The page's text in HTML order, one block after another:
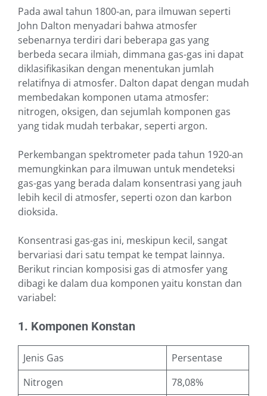
Pada awal tahun 1800-an, para ilmuwan seperti
John Dalton menyadari bahwa atmosfer
sebenarnya terdiri dari beberapa gas yang
berbeda secara ilmiah, dimmana gas-gas ini dapat
diklasifikasikan dengan menentukan jumlah
relatifnya di atmosfer. Dalton dapat dengan mudah
membedakan komponen utama atmosfer:
nitrogen, oksigen, dan sejumlah komponen gas
yang tidak mudah terbakar, seperti argon.
Perkembangan spektrometer pada tahun 1920-an
memungkinkan para ilmuwan untuk mendeteksi
gas-gas yang berada dalam konsentrasi yang jauh
lebih kecil di atmosfer, seperti ozon dan karbon
dioksida.
Konsentrasi gas-gas ini, meskipun kecil, sangat
bervariasi dari satu tempat ke tempat lainnya.
Berikut rincian komposisi gas di atmosfer yang
dibagi ke dalam dua komponen yaitu konstan dan
variabel:
1. Komponen Konstan
Jenis Gas
Persentase
Nitrogen
78,08%